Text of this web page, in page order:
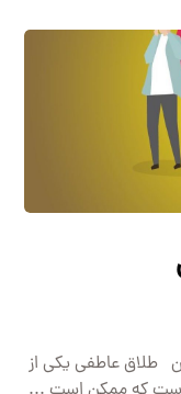
طلاق عاطفی یکی از